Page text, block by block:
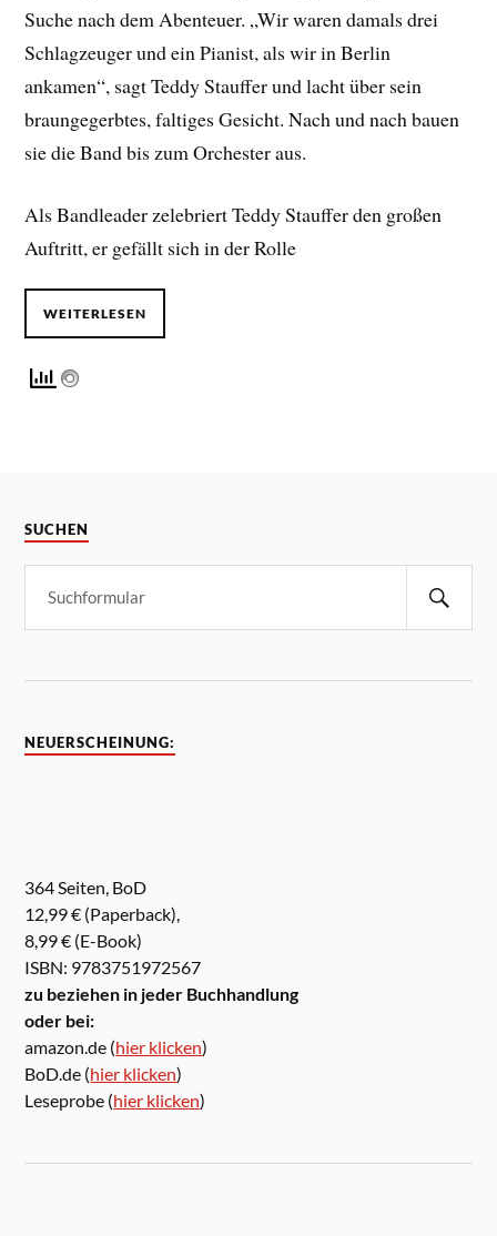
Suche nach dem Abenteuer. „Wir waren damals drei
Schlagzeuger und ein Pianist, als wir in Berlin
ankamen“, sagt Teddy Stauffer und lacht über sein
braungegerbtes, faltiges Gesicht. Nach und nach bauen
sie die Band bis zum Orchester aus.
Als Bandleader zelebriert Teddy Stauffer den großen
Auftritt, er gefällt sich in der Rolle
WEITERLESEN
SUCHEN
NEUERSCHEINUNG:
364 Seiten, BoD
12,99 € (Paperback),
8,99 € (E-Book)
ISBN: 9783751972567
zu beziehen in jeder Buchhandlung
oder bei:
amazon.de (hier klicken)
BoD.de (hier klicken)
Leseprobe (hier klicken)